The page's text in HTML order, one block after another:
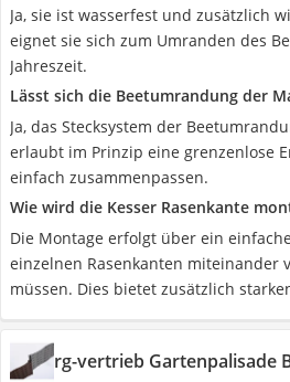
Ja, sie ist wasserfest und zusätzlich
eignet sie sich zum Umranden des
Jahreszeit.
Lässt sich die Beetumrandung der
Ja, das Stecksystem der
erlaubt im Prinzip eine grenzenlose
einfach zusammenpassen.
Wie wird die Kesser Rasenkante
Die Montage erfolgt über ein
einzelnen Rasenkanten miteinander
müssen. Dies bietet zusätzlich
rg-vertrieb Gartenpalisade